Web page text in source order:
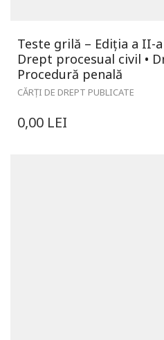
Teste grilă – Ediția a II-
Drept procesual civil •
Procedură penală
CĂRȚI DE DREPT PUBLICATE
0,00 LEI